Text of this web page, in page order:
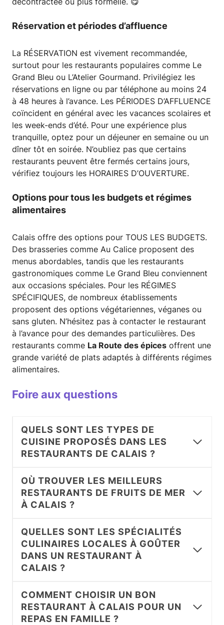
Réservation et périodes d’affluence
La RÉSERVATION est vivement recommandée,
surtout pour les restaurants populaires comme Le
Grand Bleu ou L’Atelier Gourmand. Privilégiez les
réservations en ligne ou par téléphone au moins 24
à 48 heures à l’avance. Les PÉRIODES D’AFFLUENCE
coïncident en général avec les vacances scolaires et
les week-ends d’été. Pour une expérience plus
tranquille, optez pour un déjeuner en semaine ou un
dîner tôt en soirée. N’oubliez pas que certains
restaurants peuvent être fermés certains jours,
vérifiez toujours les HORAIRES D’OUVERTURE.
Options pour tous les budgets et régimes
alimentaires
Calais offre des options pour TOUS LES BUDGETS.
Des brasseries comme Au Calice proposent des
menus abordables, tandis que les restaurants
gastronomiques comme Le Grand Bleu conviennent
aux occasions spéciales. Pour les RÉGIMES
SPÉCIFIQUES, de nombreux établissements
proposent des options végétariennes, véganes ou
sans gluten. N’hésitez pas à contacter le restaurant
à l’avance pour des demandes particulières. Des
restaurants comme La Route des épices offrent une
grande variété de plats adaptés à différents régimes
alimentaires.
Foire aux questions
QUELS SONT LES TYPES DE
CUISINE PROPOSÉS DANS LES
RESTAURANTS DE CALAIS ?
OÙ TROUVER LES MEILLEURS
RESTAURANTS DE FRUITS DE MER
À CALAIS ?
QUELLES SONT LES SPÉCIALITÉS
CULINAIRES LOCALES À GOÛTER
DANS UN RESTAURANT À
CALAIS ?
COMMENT CHOISIR UN BON
RESTAURANT À CALAIS POUR UN
REPAS EN FAMILLE ?